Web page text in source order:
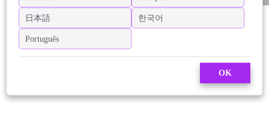
日本語 한국어
Português
OK